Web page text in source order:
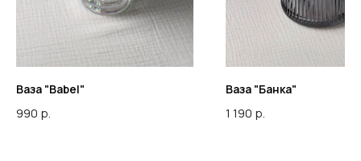
Ваза "Babel"
990 р.
Ваза "Банка"
1 190 р.